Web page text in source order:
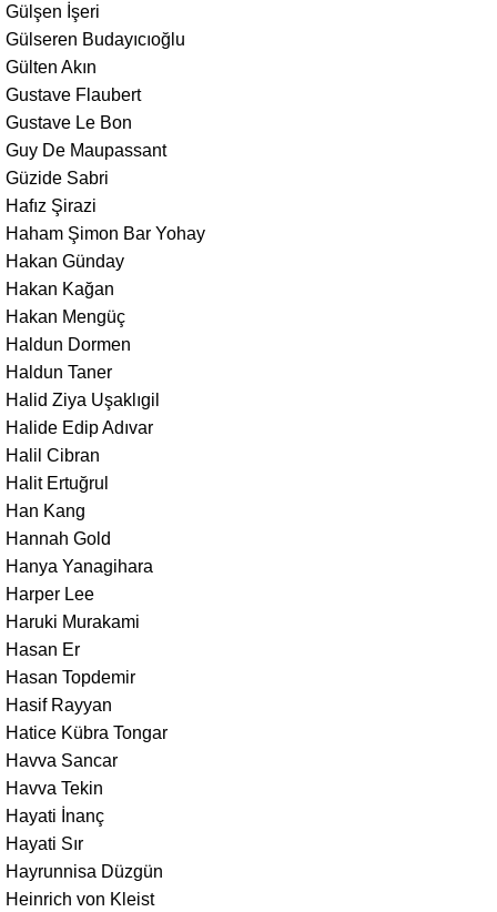
Gülşen İşeri
Gülseren Budayıcıoğlu
Gülten Akın
Gustave Flaubert
Gustave Le Bon
Guy De Maupassant
Güzide Sabri
Hafız Şirazi
Haham Şimon Bar Yohay
Hakan Günday
Hakan Kağan
Hakan Mengüç
Haldun Dormen
Haldun Taner
Halid Ziya Uşaklıgil
Halide Edip Adıvar
Halil Cibran
Halit Ertuğrul
Han Kang
Hannah Gold
Hanya Yanagihara
Harper Lee
Haruki Murakami
Hasan Er
Hasan Topdemir
Hasif Rayyan
Hatice Kübra Tongar
Havva Sancar
Havva Tekin
Hayati İnanç
Hayati Sır
Hayrunnisa Düzgün
Heinrich von Kleist